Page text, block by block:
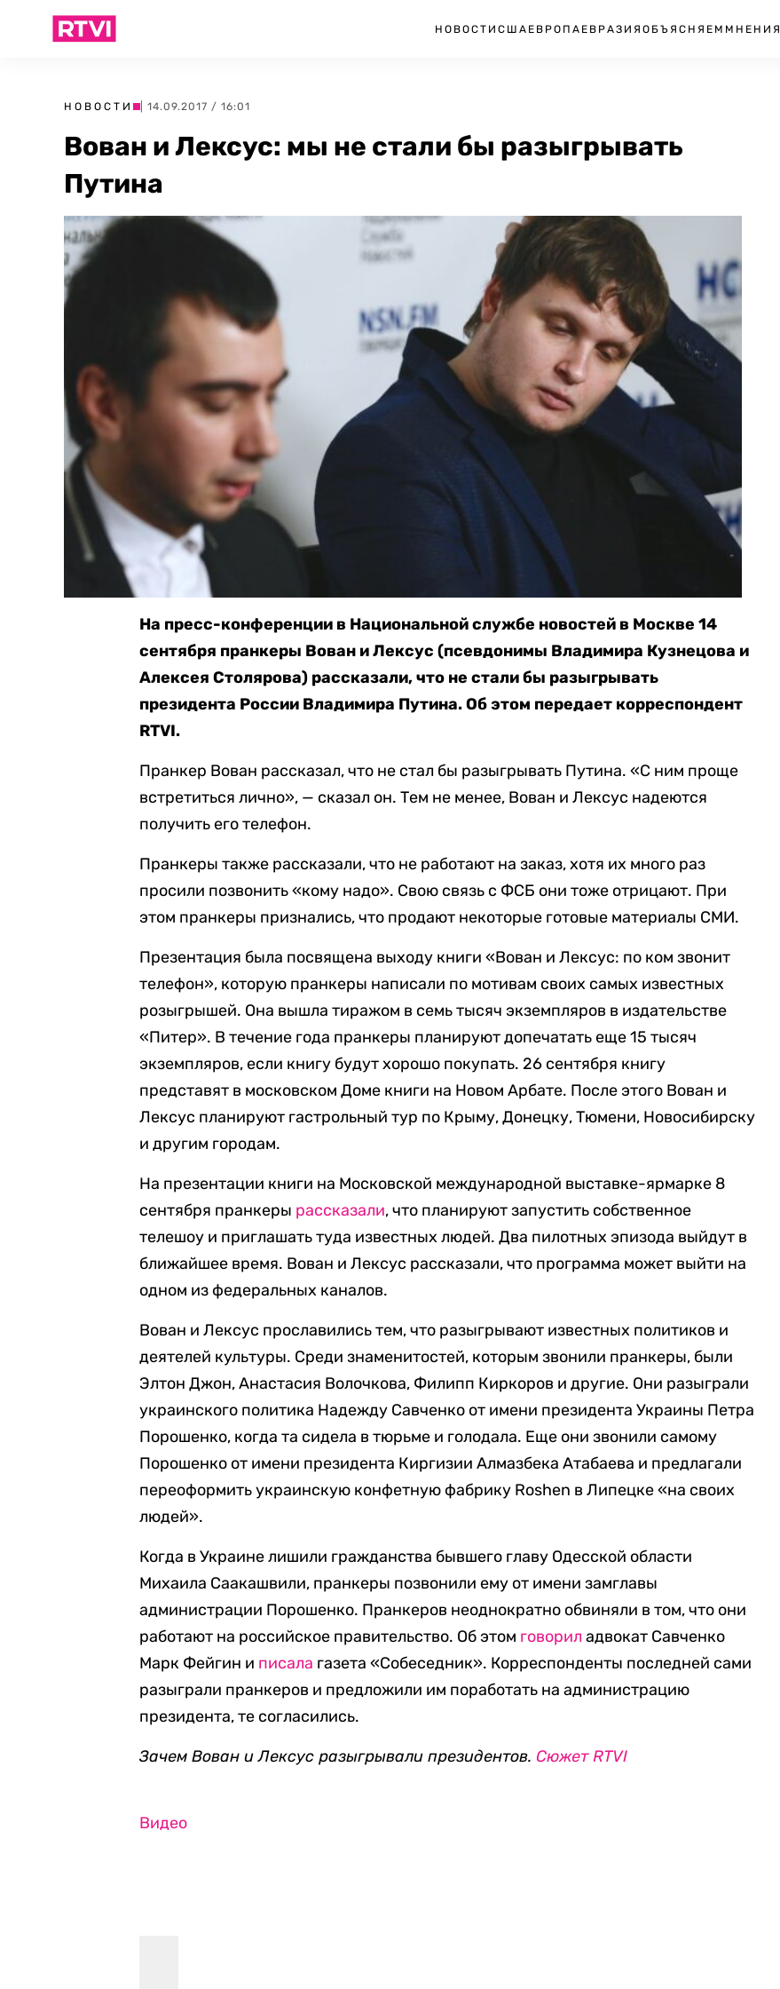
НОВОСТИ США ЕВРОПА ЕВРАЗИЯ ОБЪЯСНЯЕМ МНЕНИЯ
НОВОСТИ | 14.09.2017 / 16:01
Вован и Лексус: мы не стали бы разыгрывать
Путина
На пресс-конференции в Национальной службе новостей в Москве 14
сентября пранкеры Вован и Лексус (псевдонимы Владимира Кузнецова и
Алексея Столярова) рассказали, что не стали бы разыгрывать
президента России Владимира Путина. Об этом передает корреспондент
RTVI.
Пранкер Вован рассказал, что не стал бы разыгрывать Путина. «С ним проще
встретиться лично», — сказал он. Тем не менее, Вован и Лексус надеются
получить его телефон.
Пранкеры также рассказали, что не работают на заказ, хотя их много раз
просили позвонить «кому надо». Свою связь с ФСБ они тоже отрицают. При
этом пранкеры признались, что продают некоторые готовые материалы СМИ.
Презентация была посвящена выходу книги «Вован и Лексус: по ком звонит
телефон», которую пранкеры написали по мотивам своих самых известных
розыгрышей. Она вышла тиражом в семь тысяч экземпляров в издательстве
«Питер». В течение года пранкеры планируют допечатать еще 15 тысяч
экземпляров, если книгу будут хорошо покупать. 26 сентября книгу
представят в московском Доме книги на Новом Арбате. После этого Вован и
Лексус планируют гастрольный тур по Крыму, Донецку, Тюмени, Новосибирску
и другим городам.
На презентации книги на Московской международной выставке-ярмарке 8
сентября пранкеры рассказали, что планируют запустить собственное
телешоу и приглашать туда известных людей. Два пилотных эпизода выйдут в
ближайшее время. Вован и Лексус рассказали, что программа может выйти на
одном из федеральных каналов.
Вован и Лексус прославились тем, что разыгрывают известных политиков и
деятелей культуры. Среди знаменитостей, которым звонили пранкеры, были
Элтон Джон, Анастасия Волочкова, Филипп Киркоров и другие. Они разыграли
украинского политика Надежду Савченко от имени президента Украины Петра
Порошенко, когда та сидела в тюрьме и голодала. Еще они звонили самому
Порошенко от имени президента Киргизии Алмазбека Атабаева и предлагали
переоформить украинскую конфетную фабрику Roshen в Липецке «на своих
людей».
Когда в Украине лишили гражданства бывшего главу Одесской области
Михаила Саакашвили, пранкеры позвонили ему от имени замглавы
администрации Порошенко. Пранкеров неоднократно обвиняли в том, что они
работают на российское правительство. Об этом говорил адвокат Савченко
Марк Фейгин и писала газета «Собеседник». Корреспонденты последней сами
разыграли пранкеров и предложили им поработать на администрацию
президента, те согласились.
Зачем Вован и Лексус разыгрывали президентов.Сюжет RTVI
Видео